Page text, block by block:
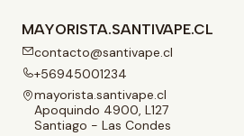
MAYORISTA.SANTIVAPE.CL
contacto@santivape.cl
+56945001234
mayorista.santivape.cl
Apoquindo 4900, L127
Santiago - Las Condes